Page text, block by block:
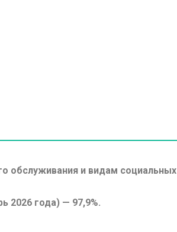
обслуживания и видам социальных
2026 года) — 97,9%.